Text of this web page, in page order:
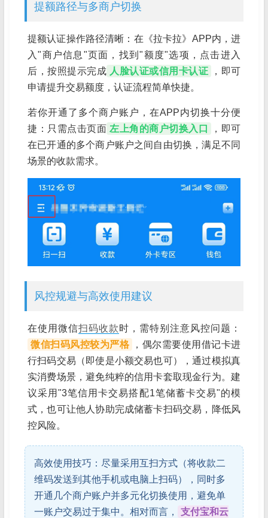
提额路径与多商户切换
提额认证操作路径清晰：在《拉卡拉》APP内，进
入"商户信息"页面，找到"额度"选项，点击进入
后，按照提示完成 人脸认证或信用卡认证
，即可
申请提升交易额度，认证流程简单快捷。
若你开通了多个商户账户，在APP内切换十分便
捷：只需点击页面 左上角的商户切换入口
，即可
在已开通的多个商户账户之间自由切换，满足不同
场景的收款需求。
风控规避与高效使用建议
在使用微信扫码收款时，需特别注意风控问题：
微信扫码风控较为严格
，偶尔需要使用借记卡进
行扫码交易（即使是小额交易也可），通过模拟真
实消费场景，避免纯粹的信用卡套取现金行为。建
议采用"3笔信用卡交易搭配1笔储蓄卡交易"的模
式，也可让他人协助完成储蓄卡扫码交易，降低风
控风险。
高效使用技巧：尽量采用互扫方式（将收款二
维码发送到其他手机或电脑上扫码），同时多
开通几个商户账户并多元化切换使用，避免单
一账户交易过于集中。相对而言，
支付宝和云